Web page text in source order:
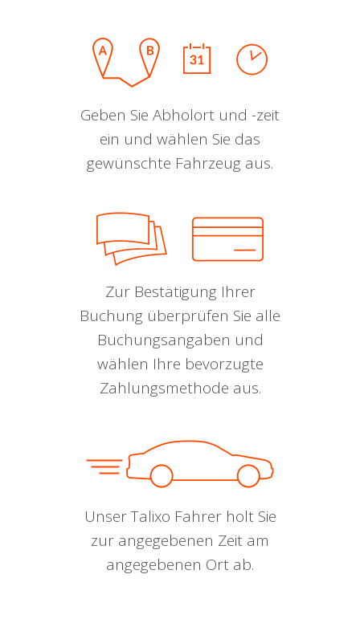
Geben Sie Abholort und -zeit
ein und wählen Sie das
gewünschte Fahrzeug aus.
Zur Bestätigung Ihrer
Buchung überprüfen Sie alle
Buchungsangaben und
wählen Ihre bevorzugte
Zahlungsmethode aus.
Unser Talixo Fahrer holt Sie
zur angegebenen Zeit am
angegebenen Ort ab.